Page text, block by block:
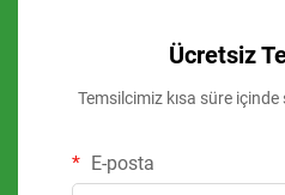
Ücretsiz
Temsilcimiz kısa süre
E-posta